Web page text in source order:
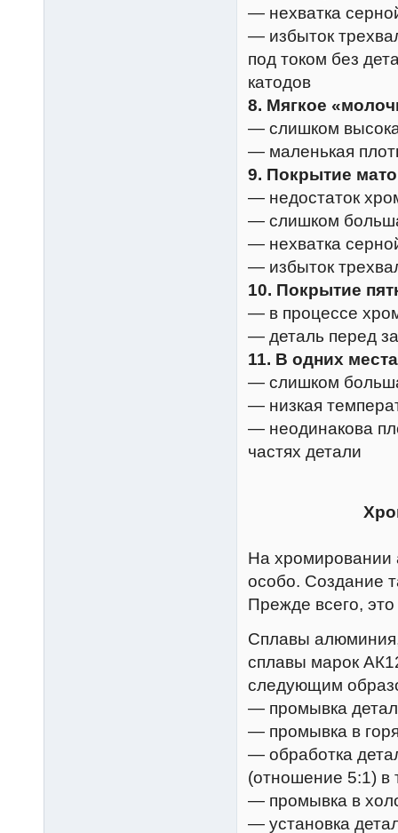
— нехватка
— избыток
под током без
катодов
8. Мягкое
— слишком
— маленькая
9. Покрытие
— недостаток
— слишком
— нехватка
— избыток
10. Покрытие
— в процессе
— деталь перед
11. В одних
— слишком
— низкая
— неодинакова
частях детали
На хромировании
особо. Создание
Прежде всего,
Сплавы
сплавы марок
следующим
— промывка
— промывка в
— обработка
(отношение 5:1)
— промывка в
— установка